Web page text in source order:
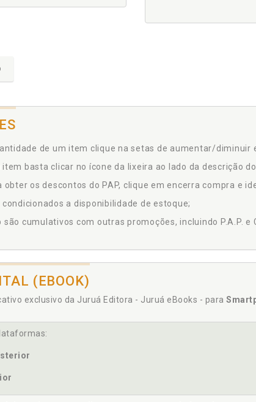
de um item clique na setas de aumentar/
basta clicar no ícone da lixeira ao lado da descrição
obter os descontos do PAP, clique em encerra compra e
a disponibilidade de estoque;
cumulativos com outras promoções, incluindo P.A.P. e
(EBOOK)
exclusivo da Juruá Editora - Juruá eBooks - para